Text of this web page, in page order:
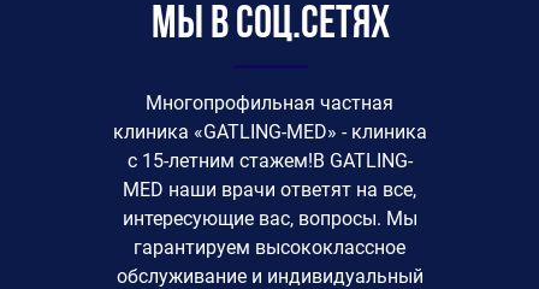
Мы в соц.сетях
Многопрофильная частная
клиника «GATLING-MED» - клиника
с 15-летним стажем!В GATLING-
MED наши врачи ответят на все,
интересующие вас, вопросы. Мы
гарантируем высококлассное
обслуживание и индивидуальный